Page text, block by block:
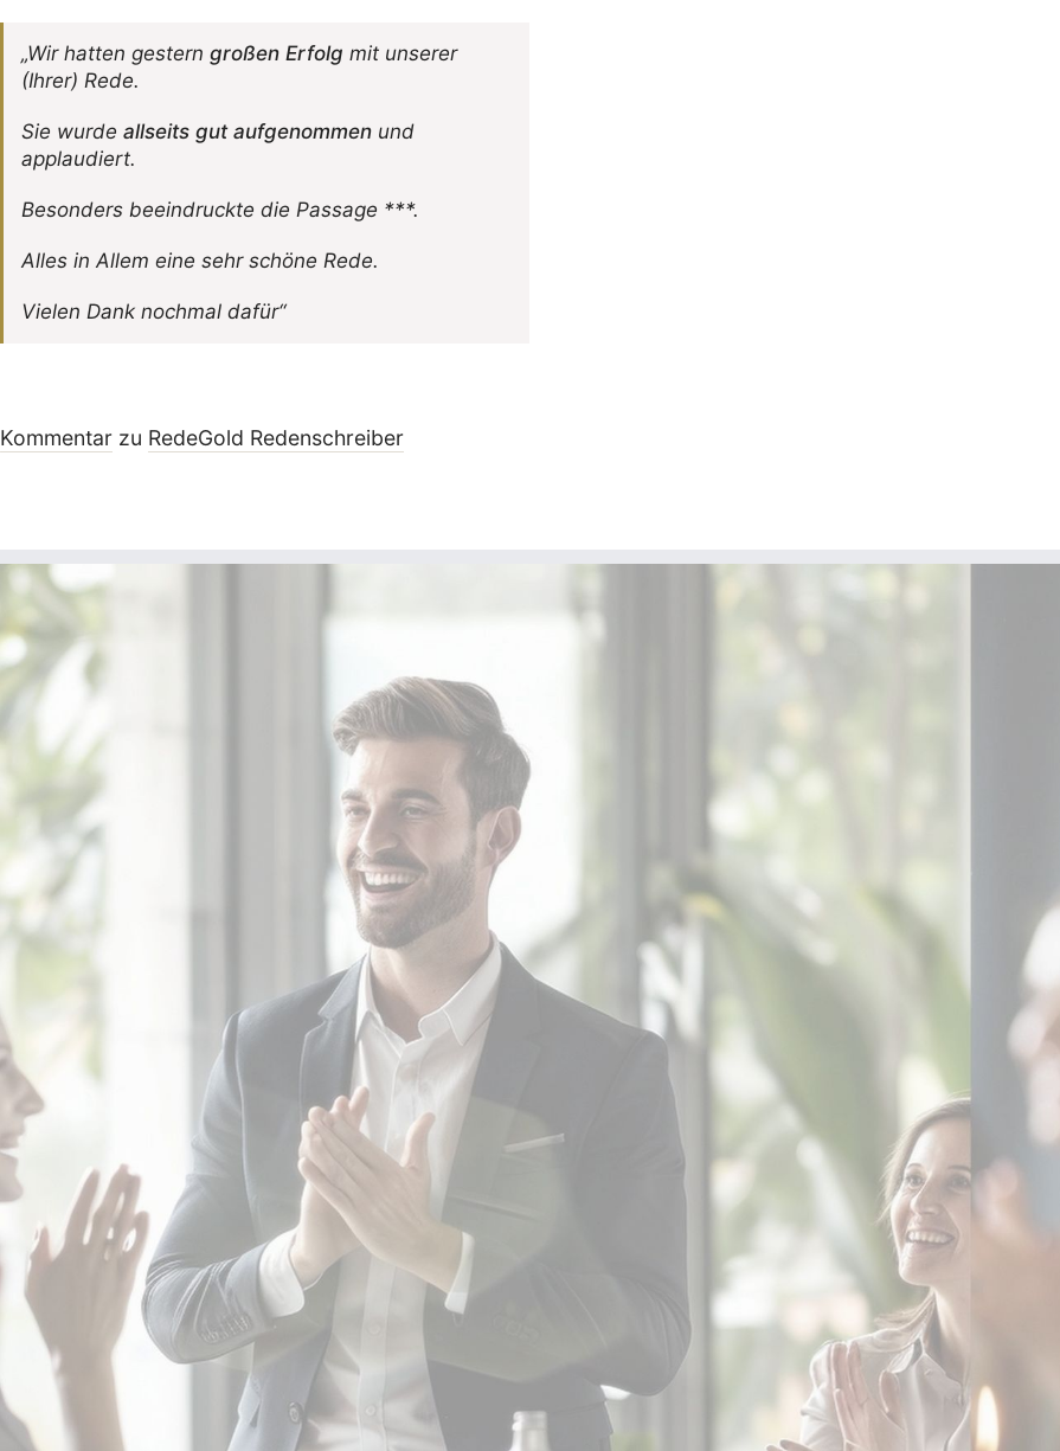
„Wir hatten gestern großen Erfolg mit unserer
(Ihrer) Rede.
Sie wurde allseits gut aufge­nommenund
applaudiert.
Beson­ders beein­druckte die Passage ***.
Alles in Allem eine sehr schöne Rede.
Vielen Dank nochmal dafür“
Kommentarzu RedeGold Reden­schreiber